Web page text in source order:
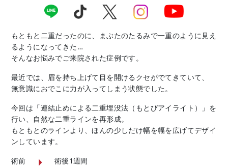
もともと二重だったのに、まぶたのたるみで一重のように見え
るようになってきた…
そんなお悩みでご来院された症例です。
最近では、眉を持ち上げて目を開けるクセがでてきていて、
無意識におでこに力が入ってしまう状態でした。
今回は「連結止めによる二重埋没法（もとびアイライト）」を
行い、自然な二重ラインを再形成。
もともとのラインより、ほんの少しだけ幅を幅を広げてデザイ
ンしています。
術前
術後1週間